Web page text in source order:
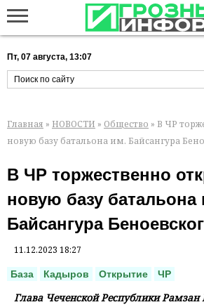
Пт, 07 августа, 13:07
Главная » НОВОСТИ » Общество » В ЧР
новую базу батальона им. Байсангура
В ЧР торжественно
новую базу батальона
Байсангура
11.12.2023 18:27
База Кадыров Открытие ЧР
Глава Чеченской Республики